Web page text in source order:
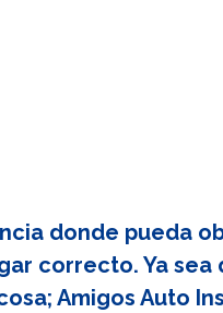
donde pueda
correcto. Ya
Amigos Auto